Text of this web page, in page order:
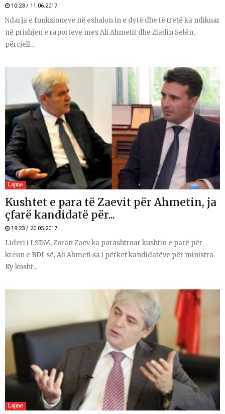
10:23 / 11.06.2017
Ndarja e funksioneve në eshalon in e dytë dhe të tretë ka ndikuar
në prishjen e raporteve mes Ali Ahmetit dhe Ziadin Selën,
përcjell...
Lajme
Kushtet e para të Zaevit për Ahmetin, ja
çfarë kandidatë për...
19:23 / 20.05.2017
Lideri i LSDM, Zoran Zaev ka parashtruar kushtin e parë për
kreun e BDI-së, Ali Ahmeti sa i përket kandidatëve për ministra.
Ky kusht...
Lajme